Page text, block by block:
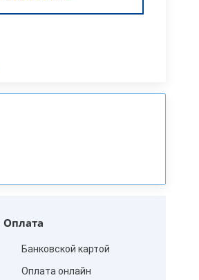
Оплата
Банковской картой
Оплата онлайн